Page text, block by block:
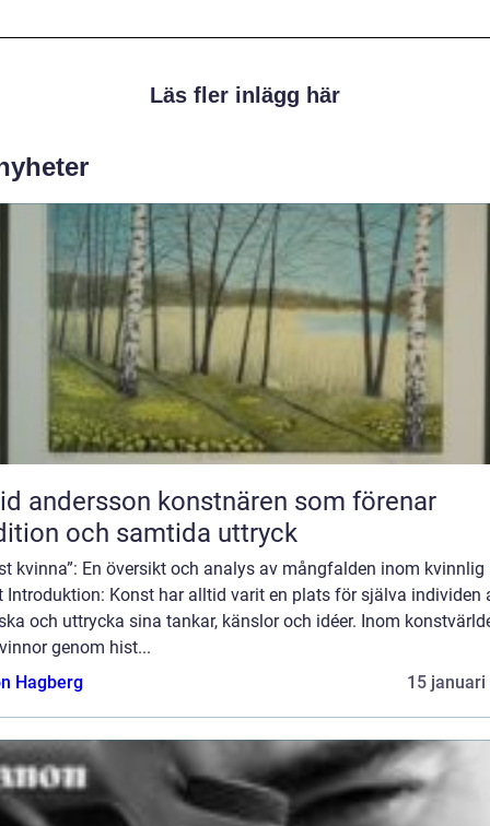
Läs fler inlägg här
konstnären som förenar
och samtida uttryck
kvinna”: En översikt och analys av mångfalden inom kvinnlig
Introduktion: Konst har alltid varit en plats för själva individen
och uttrycka sina tankar, känslor och idéer. Inom
genom hist...
Hagberg
15 januari